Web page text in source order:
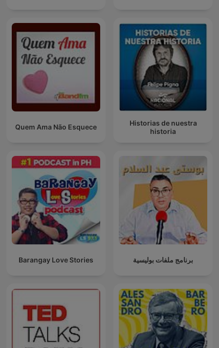
Quem Ama Não Esquece
Historias de nuestra
historia
Barangay Love Stories برنامج ملفات بوليسية